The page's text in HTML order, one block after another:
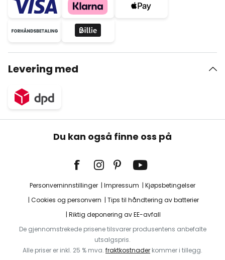
Levering med
Du kan også finne oss på
Personverninnstillinger Impressum
Kjøpsbetingelser
Cookies og personvern
Tips til håndtering av batterier
Riktig deponering av EE-avfall
De gjennomstrekede prisene tilsvarer produsentens anbefalte
utsalgspris.
Alle priser er inkl. 25 % mva. fraktkostnader kommer i tillegg.